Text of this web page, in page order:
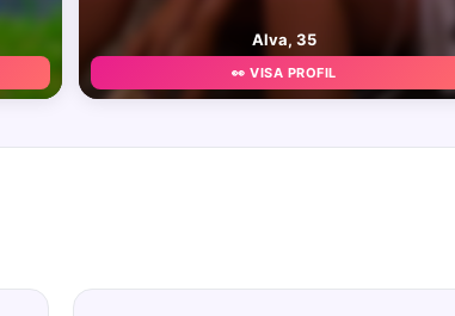
Alva, 35
👀 VISA PROFIL